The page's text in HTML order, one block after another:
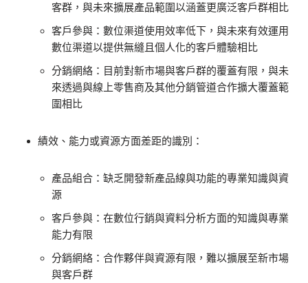
客群，與未來擴展產品範圍以涵蓋更廣泛客戶群相比
客戶參與：數位渠道使用效率低下，與未來有效運用
數位渠道以提供無縫且個人化的客戶體驗相比
分銷網絡：目前對新市場與客戶群的覆蓋有限，與未
來透過與線上零售商及其他分銷管道合作擴大覆蓋範
圍相比
績效、能力或資源方面差距的識別：
產品組合：缺乏開發新產品線與功能的專業知識與資
源
客戶參與：在數位行銷與資料分析方面的知識與專業
能力有限
分銷網絡：合作夥伴與資源有限，難以擴展至新市場
與客戶群